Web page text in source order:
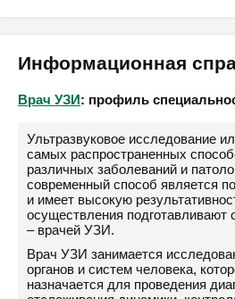
Информационная
Врач УЗИ: профиль
Ультразвуковое исследование
самых распространенных
различных заболеваний и
современный способ является
и имеет высокую
осуществления подготавливают
– врачей УЗИ.
Врач УЗИ занимается
органов и систем человека,
назначается для проведения